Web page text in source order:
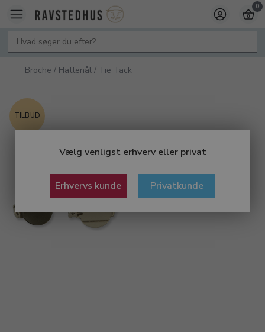
Vælg venligst erhverv eller privat
Erhvervs kunde Privatkunde
0
Broche / Hattenål / Tie Tack
TILBUD